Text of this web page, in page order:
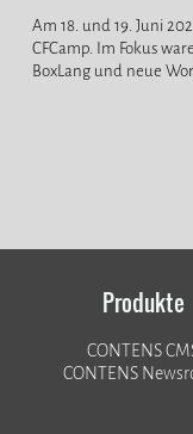
Am 18. und 19. Juni
CFCamp. Im Fokus
BoxLang und neue
Produkte
CONTENS
CONTENS